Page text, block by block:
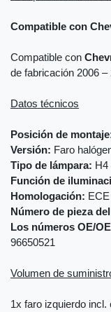
Compatible con
Compatible con
de fabricación 2006 –
Datos técnicos
Posición de
Versión: Faro
Tipo de lámpara: H4
Función de
Homologación:
Número de pieza
Los números OE/
96650521
Volumen de
1x faro izquierdo incl.